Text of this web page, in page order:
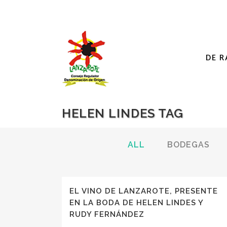
DE
HELEN LINDES TAG
ALL BODEGAS
EL VINO DE LANZAROTE, PRESENTE
EN LA BODA DE HELEN LINDES Y
RUDY FERNÁNDEZ